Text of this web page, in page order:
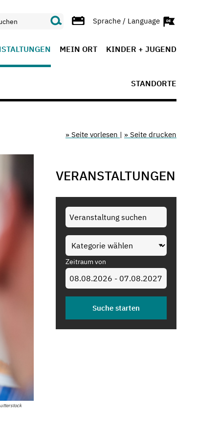
Sprache / Language
MEIN ORT KINDER + JUGEND
STANDORTE
» Seite vorlesen | » Seite drucken
VERANSTALTUNGEN
Zeitraum von